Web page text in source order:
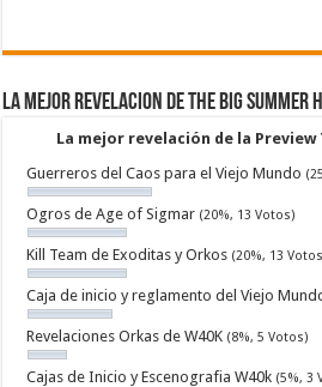
La mejor revelacion de The Big Summer
La mejor revelación de la Preview
Guerreros del Caos para el Viejo Mundo
Ogros de Age of Sigmar (20%, 13 Votos)
Kill Team de Exoditas y Orkos (20%, 13
Caja de inicio y reglamento del Viejo
Revelaciones Orkas de W40K (8%, 5 Votos)
Cajas de Inicio y Escenografia W40k (5%, 3